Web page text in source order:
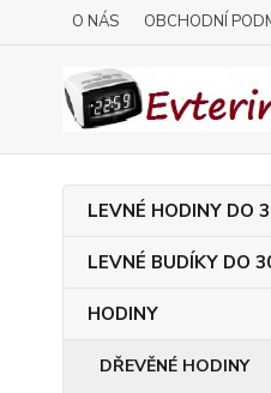
O NÁS OBCHODNÍ
LEVNÉ HODINY DO
LEVNÉ BUDÍKY DO
HODINY
DŘEVĚNÉ HODINY